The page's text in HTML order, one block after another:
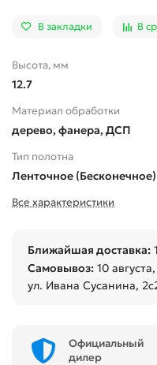
В закладки В
Высота, мм
12.7
Материал обработки
дерево, фанера, ДСП
Тип полотна
Ленточное (Бесконечное)
Все характеристики
Ближайшая доставка:
Самовывоз: 10 августа
ул. Ивана Сусанина,
Официальный
дилер